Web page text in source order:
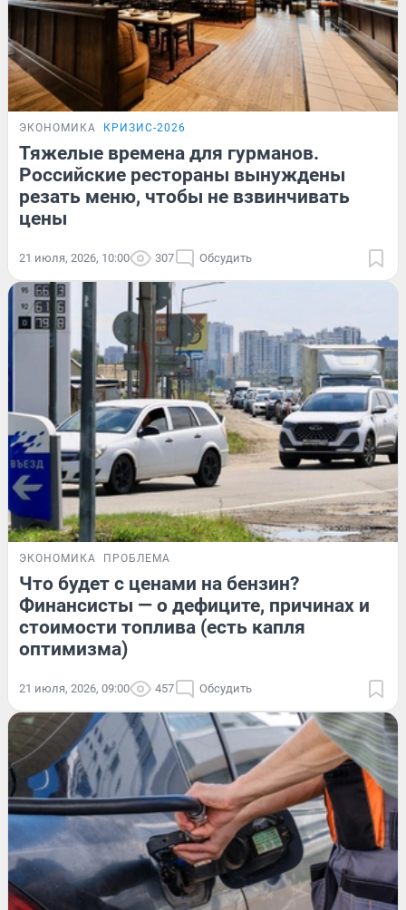
ЭКОНОМИКА КРИЗИС-2026
Тяжелые времена для гурманов.
Российские рестораны вынуждены
резать меню, чтобы не взвинчивать
цены
21 июля, 2026, 10:00 307 Обсудить
ЭКОНОМИКА ПРОБЛЕМА
Что будет с ценами на бензин?
Финансисты — о дефиците, причинах и
стоимости топлива (есть капля
оптимизма)
21 июля, 2026, 09:00 457 Обсудить